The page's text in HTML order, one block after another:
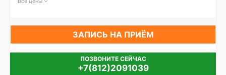
ЗАПИСЬ НА ПРИЁМ
ПОЗВОНИТЕ СЕЙЧАС
+7(812)2091039